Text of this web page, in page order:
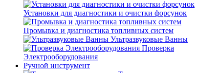
Установки для диагностики и очистки форсунок
Промывка и диагностика топливных систем
Ультразвуковые Ванны
Проверка
Электрооборудования
Ручной инструмент